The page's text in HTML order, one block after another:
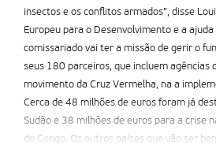
insectos e os conflitos armados”, disse
Europeu para o Desenvolvimento e a
comissariado vai ter a missão de gerir o
seus 180 parceiros, que incluem agências
movimento da Cruz Vermelha, na a
Cerca de 48 milhões de euros foram já
Sudão e 38 milhões de euros para a crise
do Congo. Os outros países que vão ser